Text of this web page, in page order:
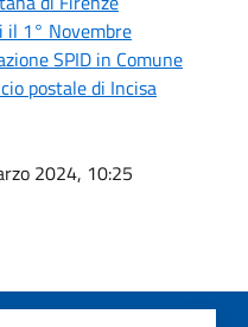
1° Novembre
SPID in Comune
postale di Incisa
2024, 10:25